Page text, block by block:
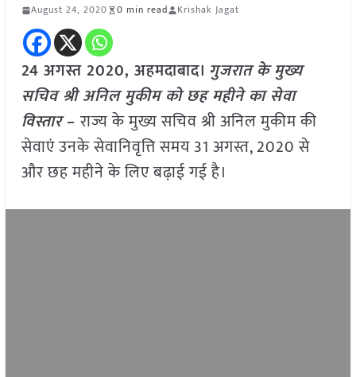
August 24, 2020 0 min read Krishak Jagat
24 अगस्त 2020, अहमदाबाद। गुजरात के मुख्य
सचिव श्री अनिल मुकीम को छह महीने का सेवा
विस्तार–राज्य के मुख्य सचिव श्री अनिल मुकीम की
सेवाएं उनके सेवानिवृत्ति समय 31 अगस्त, 2020 से
और छह महीने के लिए बढ़ाई गई है।